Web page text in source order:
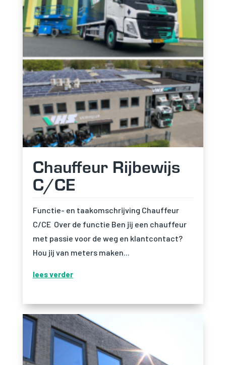
Chauffeur Rijbewijs
C/CE
Functie- en taakomschrijving Chauffeur
C/CE Over de functie Ben jij een chauffeur
met passie voor de weg en klantcontact?
Hou jij van meters maken...
lees verder